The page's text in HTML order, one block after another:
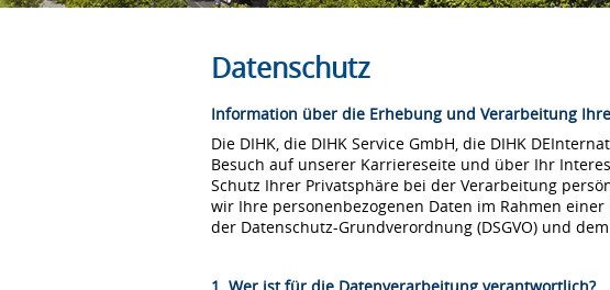
Datenschutz
Information über die Erhebung und Verarbeitung
Die DIHK, die DIHK Service GmbH, die DIHK
Besuch auf unserer Karriereseite und über Ihr
Schutz Ihrer Privatsphäre bei der Verarbeitung
wir Ihre personenbezogenen Daten im Rahmen
der Datenschutz-Grundverordnung (DSGVO) und